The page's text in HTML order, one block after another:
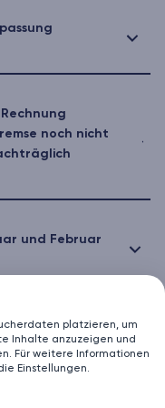
noch nicht
und Februar
von wem
platzieren, um
Inhalte anzuzeigen und
Für weitere Informationen
Einstellungen.